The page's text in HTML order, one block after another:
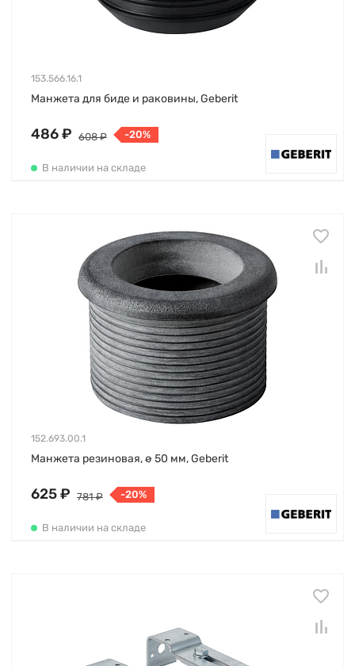
153.566.16.1
Манжета для биде и раковины, Geberit
486 ₽ 608 ₽ -20%
В наличии на складе
152.693.00.1
Манжета резиновая, ø 50 мм, Geberit
625 ₽ 781 ₽ -20%
В наличии на складе